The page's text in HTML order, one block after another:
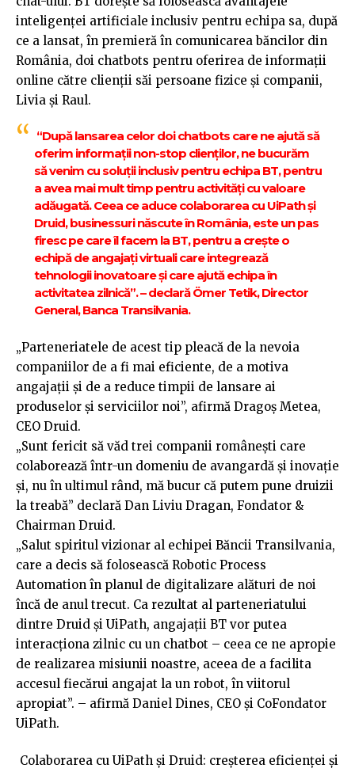
inteligenței artificiale inclusiv pentru echipa sa, după
ce a lansat, în premieră în comunicarea băncilor din
România, doi chatbots pentru oferirea de informații
online către clienții săi persoane fizice şi companii,
Livia şi Raul.
“După lansarea celor doi chatbots care ne ajută să
oferim informații non-stop clienților, ne bucurăm
să venim cu soluții inclusiv pentru echipa BT, pentru
a avea mai mult timp pentru activități cu valoare
adăugată. Ceea ce aduce colaborarea cu UiPath şi
Druid, businessuri născute în România, este un pas
firesc pe care îl facem la BT, pentru a creşte o
echipă de angajați virtuali care integrează
tehnologii inovatoare şi care ajută echipa în
activitatea zilnică”. – declară Ömer Tetik, Director
General, Banca Transilvania.
„Parteneriatele de acest tip pleacă de la nevoia
companiilor de a fi mai eficiente, de a motiva
angajații și de a reduce timpii de lansare ai
produselor și serviciilor noi”, afirmă Dragoș Metea,
CEO Druid.
„Sunt fericit să văd trei companii românești care
colaborează într-un domeniu de avangardă și inovație
și, nu în ultimul rând, mă bucur că putem pune druizii
la treabă” declară Dan Liviu Dragan, Fondator &
Chairman Druid.
„Salut spiritul vizionar al echipei Băncii Transilvania,
care a decis să folosească Robotic Process
Automation în planul de digitalizare alături de noi
încă de anul trecut. Ca rezultat al parteneriatului
dintre Druid și UiPath, angajații BT vor putea
interacționa zilnic cu un chatbot – ceea ce ne apropie
de realizarea misiunii noastre, aceea de a facilita
accesul fiecărui angajat la un robot, în viitorul
apropiat”. – afirmă Daniel Dines, CEO și CoFondator
UiPath.
Colaborarea cu UiPath şi Druid: creșterea eficienței și